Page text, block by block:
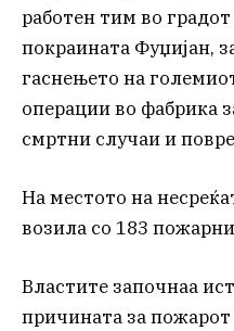
работен тим во
покраината Фуџијан,
гаснењето на
операции во фабрика
смртни случаи и
На местото на
возила со 183
Властите започнаа
причината за